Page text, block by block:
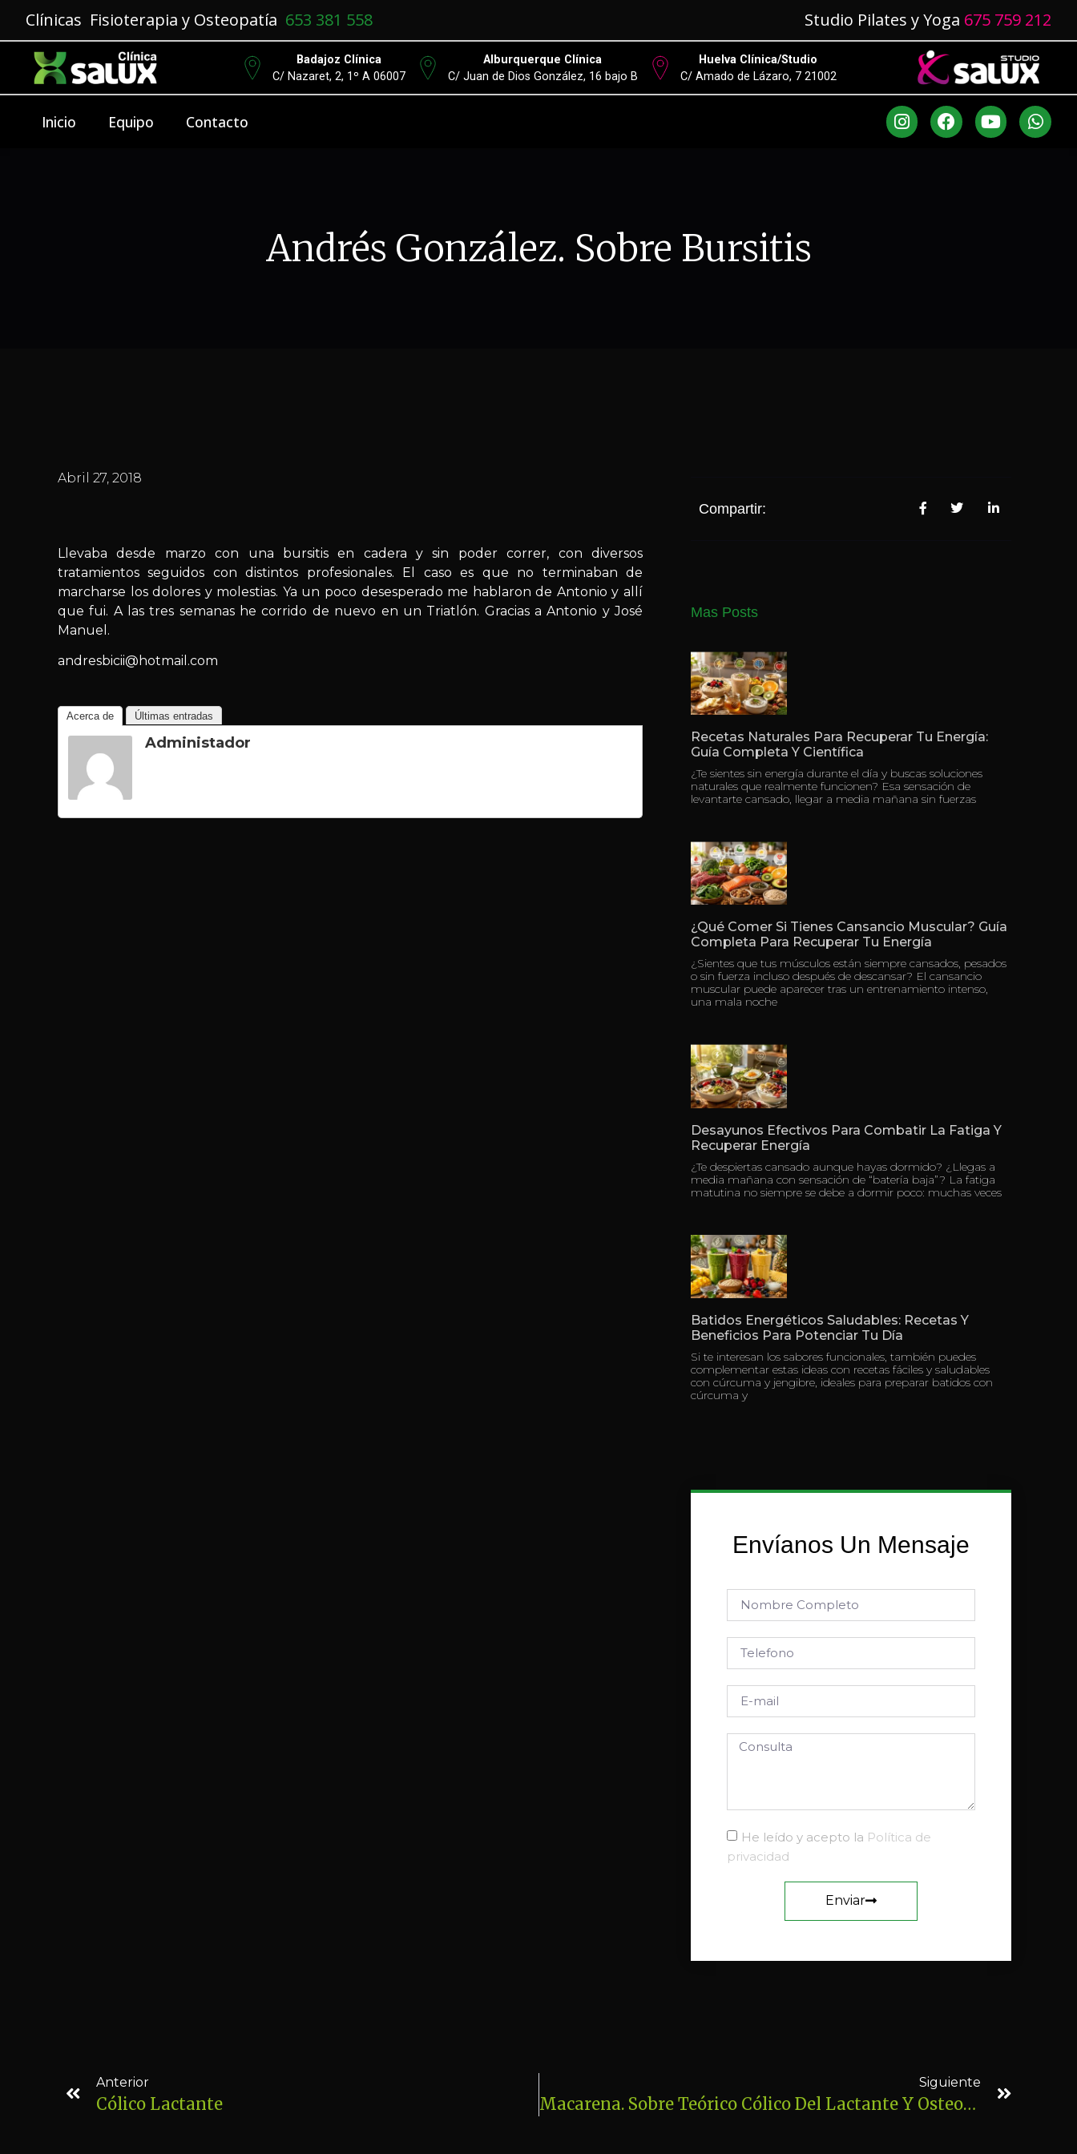
Clínicas Fisioterapia y Osteopatía 653 381 558 Studio Pilates y Yoga 675 759 212
Badajoz Clínica
C/ Nazaret, 2, 1º A 06007
Alburquerque Clínica
C/ Juan de Dios González, 16 bajo B
Huelva Clínica/Studio
C/ Amado de Lázaro, 7 21002
Inicio Equipo Contacto
Andrés González. Sobre Bursitis
Abril 27, 2018
Llevaba desde marzo con una bursitis en cadera y sin poder correr, con diversos
tratamientos seguidos con distintos profesionales. El caso es que no terminaban de
marcharse los dolores y molestias. Ya un poco desesperado me hablaron de Antonio y allí
que fui. A las tres semanas he corrido de nuevo en un Triatlón. Gracias a Antonio y José
Manuel.
andresbicii@hotmail.com
Acerca de Últimas entradas
Administador
Compartir:
Mas Posts
Recetas Naturales Para Recuperar Tu Energía:
Guía Completa Y Científica
¿Te sientes sin energía durante el día y buscas soluciones
naturales que realmente funcionen? Esa sensación de
levantarte cansado, llegar a media mañana sin fuerzas
¿Qué Comer Si Tienes Cansancio Muscular? Guía
Completa Para Recuperar Tu Energía
¿Sientes que tus músculos están siempre cansados, pesados
o sin fuerza incluso después de descansar? El cansancio
muscular puede aparecer tras un entrenamiento intenso,
una mala noche
Desayunos Efectivos Para Combatir La Fatiga Y
Recuperar Energía
¿Te despiertas cansado aunque hayas dormido? ¿Llegas a
media mañana con sensación de “batería baja”? La fatiga
matutina no siempre se debe a dormir poco: muchas veces
Batidos Energéticos Saludables: Recetas Y
Beneficios Para Potenciar Tu Día
Si te interesan los sabores funcionales, también puedes
complementar estas ideas con recetas fáciles y saludables
con cúrcuma y jengibre, ideales para preparar batidos con
cúrcuma y
Envíanos Un Mensaje
He leído y acepto la Política de
privacidad
Enviar
Anterior
Cólico Lactante
Siguiente
Macarena. Sobre Teórico Cólico Del Lactante Y Osteopatía Pediátrica